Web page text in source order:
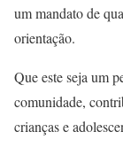
um mandato de
orientação.
Que este seja um
comunidade,
crianças e